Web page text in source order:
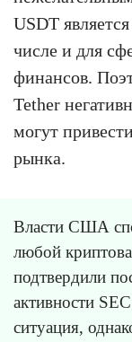
USDT
числе и для
финансов.
Tether
могут
рынка.
Власти США
любой
подтвердили
активности
ситуация,